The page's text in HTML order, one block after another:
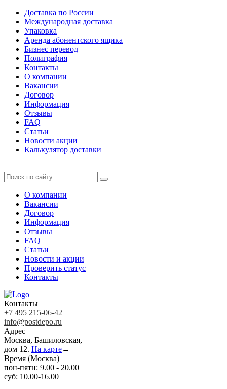
Доставка по России
Международная доставка
Упаковка
Аренда абонентского ящика
Бизнес перевод
Полиграфия
Контакты
О компании
Вакансии
Договор
Информация
Отзывы
FAQ
Статьи
Новости акции
Калькулятор доставки
О компании
Вакансии
Договор
Информация
Отзывы
FAQ
Статьи
Новости и акции
Проверить статус
Контакты
Контакты
+7 495 215-06-42
info@postdepo.ru
Адрес
Москва, Башиловская,
дом 12. На карте→
Время (Москва)
пон-пятн: 9.00 - 20.00
суб: 10.00-16.00